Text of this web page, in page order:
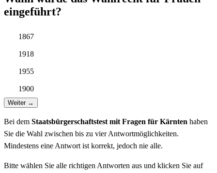
eingeführt?
1867
1918
1955
1900
Weiter →
Bei dem Staatsbürgerschaftstest mit Fragen für Kärnten haben
Sie die Wahl zwischen bis zu vier Antwortmöglichkeiten.
Mindestens eine Antwort ist korrekt, jedoch nie alle.
Bitte wählen Sie alle richtigen Antworten aus und klicken Sie auf